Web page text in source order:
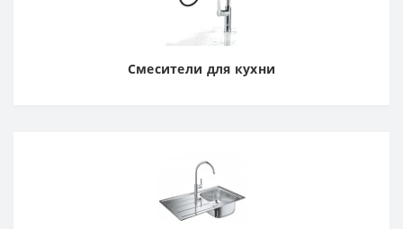
Смесители для кухни